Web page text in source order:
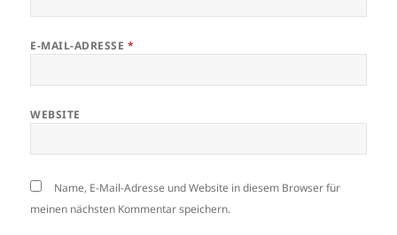
E-MAIL-ADRESSE *
WEBSITE
Name, E-Mail-Adresse und Website in diesem Browser für
meinen nächsten Kommentar speichern.